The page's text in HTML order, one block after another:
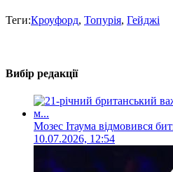
Теги:Кроуфорд, Топурія, Гейджі
Вибір редакції
Мозес Ітаума відмовився
10.07.2026, 12:54